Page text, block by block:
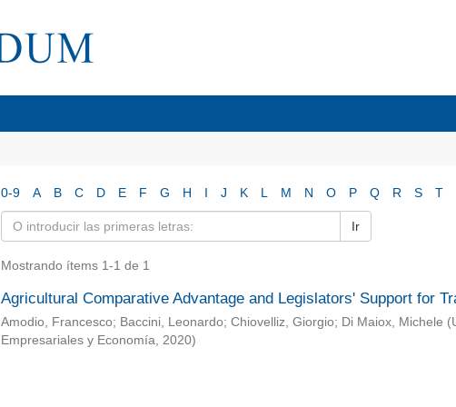
0-9 A B C D E F G H I J K L M N O P Q R S T
Ir
Mostrando ítems 1-1 de 1
Agricultural Comparative Advantage and Legislators' Support for
Amodio, Francesco; Baccini, Leonardo; Chiovelliz, Giorgio; Di Maiox, Michele (
Empresariales y Economía, 2020)